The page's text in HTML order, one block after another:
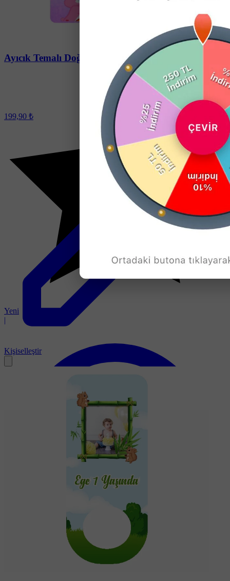
Ayıcık Temalı Doğum Günü Magneti - 10 Adet
Yeni
|
199,90 ₺
Kişiselleştir